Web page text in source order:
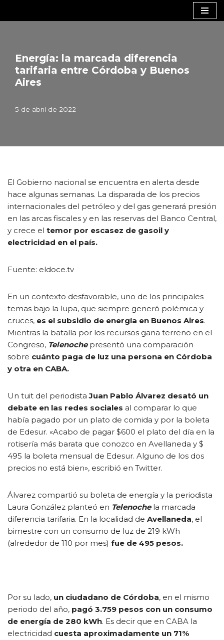
Energía: la marcada diferencia
tarifaria entre Córdoba y Buenos
Aires
5 de abril de 2022
El Gobierno nacional se encuentra en alerta desde
hace algunas semanas. La disparada de los precios
internacionales del petróleo y del gas generará presión
en las arcas fiscales y en las reservas del Banco Central,
y crece el temor por escasez de gasoil y
electricidad en el país.
Fuente: eldoce.tv
En un contexto desfavorable, uno de los principales
temas bajo la lupa, que siempre generó polémica y
cruces, es el subsidio de energía en Buenos Aires.
Mientras la batalla por los recursos gana terreno en el
Congreso, Telenochepresentó una comparación
sobre cuánto paga de luz una persona en Córdoba
y otra en CABA.
Un tuit del periodistaJuan Pablo Álvarez desató un
debate en las redes sociales al comparar lo que
había pagado por un plato de comida y por la boleta
de Edesur. «Acabo de pagar $600 el plato del día en la
rotisería más barata que conozco en Avellaneda y $
495 la boleta mensual de Edesur. Alguno de los dos
precios no está bien», escribió en Twitter.
Álvarez compartió su boleta de energía y la periodista
Laura González planteó en Telenochela marcada
diferencia tarifaria. En la localidad de Avellaneda, el
bimestre con un consumo de luz de 219 kWh
(alrededor de 110 por mes) fue de 495 pesos.
Por su lado, un ciudadano de Córdoba, en el mismo
periodo del año, pagó 3.759 pesos con un consumo
de energía de 280 kWh. Es decir que en CABA la
electricidad cuesta aproximadamente un 71%